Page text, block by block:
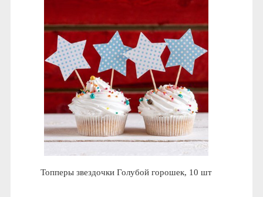
Топперы звездочки Голубой горошек, 10 шт